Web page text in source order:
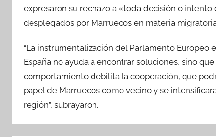
expresaron su rechazo a «toda decisión o
desplegados por Marruecos en materia
“La instrumentalización del Parlamento
España no ayuda a encontrar soluciones, sino
comportamiento debilita la cooperación, que
papel de Marruecos como vecino y se
región”, subrayaron.